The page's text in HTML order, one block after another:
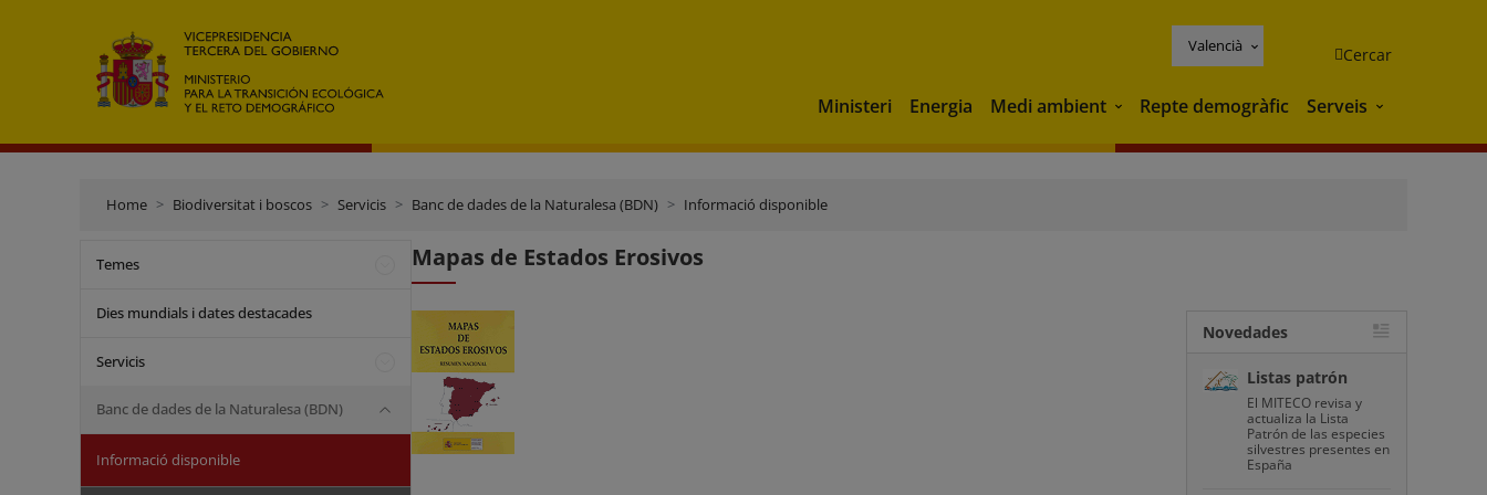
Valencià Cercar
Ministeri Energia Medi ambient Medi ambient
Repte demogràfic Serveis Serveis
Home Biodiversitat i boscos Servicis Banc de dades de la Naturalesa (BDN) Informació disponible
Temes
Dies mundials i dates destacades
Servicis
Banc de dades de la Naturalesa (BDN)
Informació disponible
Mapas de Estados Erosivos
Novedades
Listas patrón
El MITECO revisa y
actualiza la Lista
Patrón de las especies
silvestres presentes en
España